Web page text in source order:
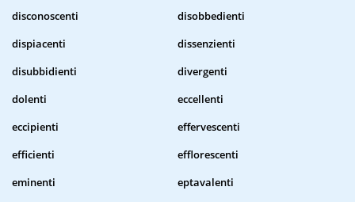
disconoscenti
disobbedienti
dispiacenti
dissenzienti
disubbidienti
divergenti
dolenti
eccellenti
eccipienti
effervescenti
efficienti
efflorescenti
eminenti
eptavalenti